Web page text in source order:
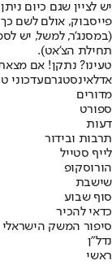
יש לציין שגם כיום
פייסבוק, אולם לשם
תחילת הצ'אט).
טעינו? נתקן! אם
אדלאינסטגרםעדכוני
מדורים
ספורט
דעות
תרבות ובידור
לייף סטייל
הורוסקופ
שישבת
סוף שבוע
כדאי להכיר
סיפור המשק הישראלי
נדל"ן
ראשי